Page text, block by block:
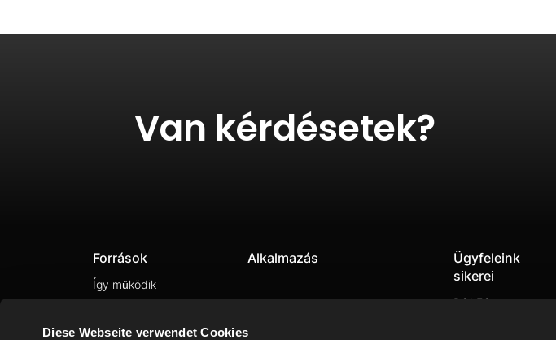
Diese Webseite verwendet Cookies
Van kérdésetek?
Források
Így működik
Alkalmazás
Ügyfeleink
sikerei
ROLEC